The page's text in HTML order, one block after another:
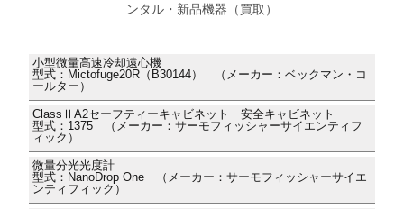
ンタル・新品機器（買取）
小型微量高速冷却遠心機
型式：Mictofuge20R（B30144） （メーカー：ベックマン・コ
ールター）
ClassⅡA2セーフティーキャビネット 安全キャビネット
型式：1375 （メーカー：サーモフィッシャーサイエンティフ
ィック）
微量分光光度計
型式：NanoDrop One （メーカー：サーモフィッシャーサイエ
ンティフィック）